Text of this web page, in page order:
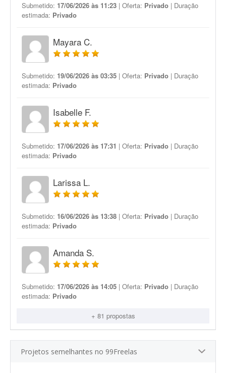
Submetido: 17/06/2026 às 11:23 | Oferta: Privado | Duração
estimada: Privado
Mayara C.
Submetido: 19/06/2026 às 03:35 | Oferta: Privado | Duração
estimada: Privado
Isabelle F.
Submetido: 17/06/2026 às 17:31 | Oferta: Privado | Duração
estimada: Privado
Larissa L.
Submetido: 16/06/2026 às 13:38 | Oferta: Privado | Duração
estimada: Privado
Amanda S.
Submetido: 17/06/2026 às 14:05 | Oferta: Privado | Duração
estimada: Privado
+ 81 propostas
Projetos semelhantes no 99Freelas